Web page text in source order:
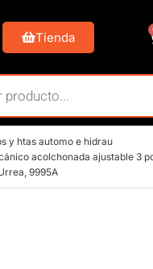
Tienda
y htas automo e hidrau
acolchonada ajustable 3
9995A